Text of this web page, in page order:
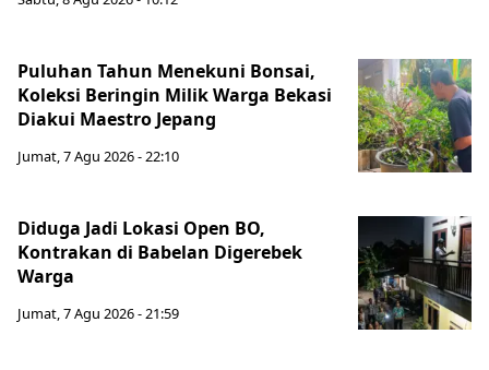
Puluhan Tahun Menekuni Bonsai,
Koleksi Beringin Milik Warga Bekasi
Diakui Maestro Jepang
Jumat, 7 Agu 2026 - 22:10
Diduga Jadi Lokasi Open BO,
Kontrakan di Babelan Digerebek
Warga
Jumat, 7 Agu 2026 - 21:59